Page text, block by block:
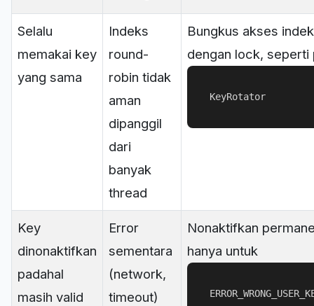
Selalu
memakai key
yang sama
Indeks
round-
robin tidak
aman
dipanggil
dari
banyak
thread
Bungkus akses
dengan lock, seperti
KeyRotator
Key
dinonaktifkan
padahal
masih valid
Error
sementara
(network,
timeout)
Nonaktifkan
hanya untuk